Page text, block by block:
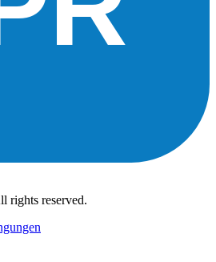
rights reserved.